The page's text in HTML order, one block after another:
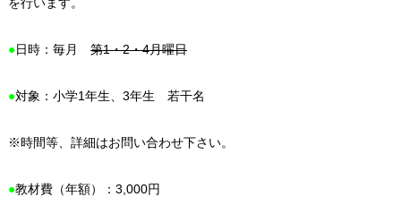
●日時：毎月 第1・2・4月曜日
●対象：小学1年生、3年生 若干名
※時間等、詳細はお問い合わせ下さい。
●教材費（年額）：3,000円